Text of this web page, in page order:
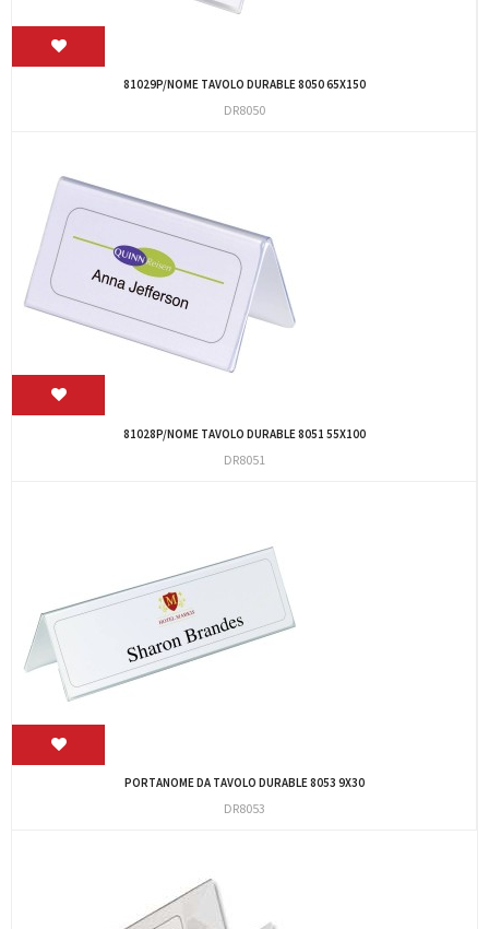
81029P/NOME TAVOLO DURABLE 8050 65X150
DR8050
81028P/NOME TAVOLO DURABLE 8051 55X100
DR8051
PORTANOME DA TAVOLO DURABLE 8053 9X30
DR8053